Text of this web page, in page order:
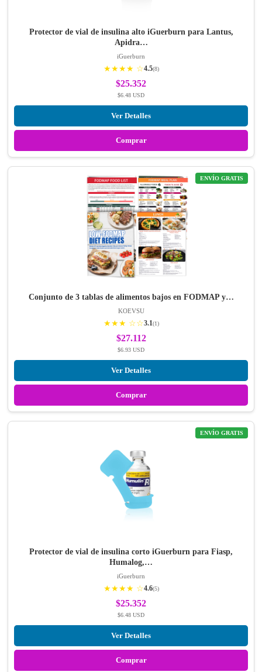
Protector de vial de insulina alto iGuerburn para Lantus,
Apidra…
iGuerburn
★★★★ ☆4.5(8)
$25.352
$6.48 USD
Ver Detalles
Comprar
ENVÍO GRATIS
Conjunto de 3 tablas de alimentos bajos en FODMAP y…
KOEVSU
★★★ ☆☆3.1(1)
$27.112
$6.93 USD
Ver Detalles
Comprar
ENVÍO GRATIS
Protector de vial de insulina corto iGuerburn para Fiasp,
Humalog,…
iGuerburn
★★★★ ☆4.6(5)
$25.352
$6.48 USD
Ver Detalles
Comprar